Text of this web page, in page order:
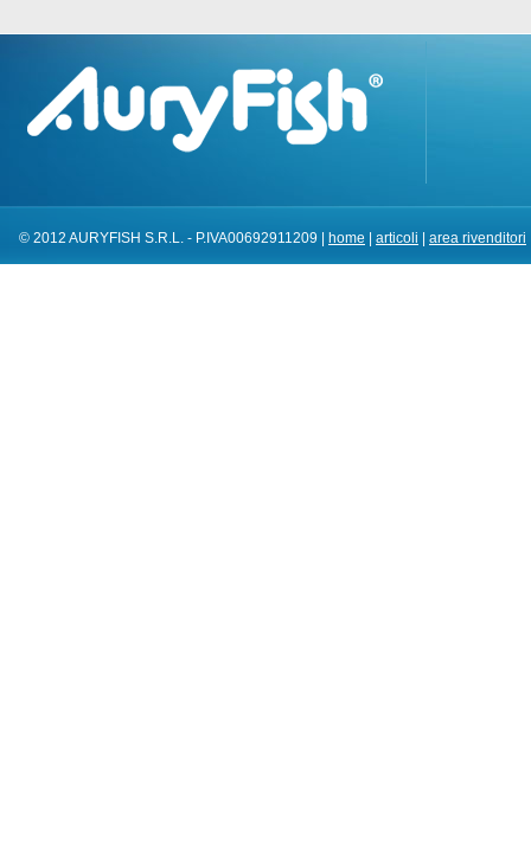
© 2012 AURYFISH S.R.L. - P.IVA00692911209 | home articoli area rivenditori